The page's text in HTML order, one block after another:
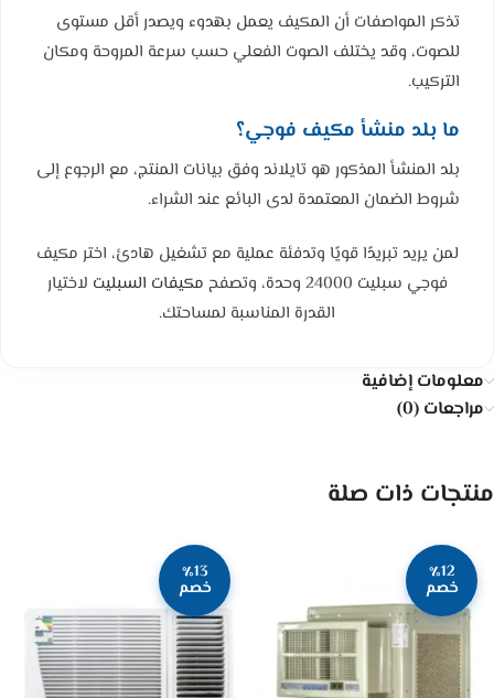
تذكر المواصفات أن المكيف يعمل بهدوء ويصدر أقل مستوى
للصوت، وقد يختلف الصوت الفعلي حسب سرعة المروحة ومكان
التركيب.
ما بلد منشأ مكيف فوجي؟
بلد المنشأ المذكور هو تايلاند وفق بيانات المنتج، مع الرجوع إلى
شروط الضمان المعتمدة لدى البائع عند الشراء.
لمن يريد تبريدًا قويًا وتدفئة عملية مع تشغيل هادئ، اختر مكيف
فوجي سبليت 24000 وحدة، وتصفح
مكيفات السبليت لاختيار
القدرة المناسبة لمساحتك.
معلومات إضافية
مراجعات (0)
منتجات ذات صلة
٪12
خصم
٪13
خصم